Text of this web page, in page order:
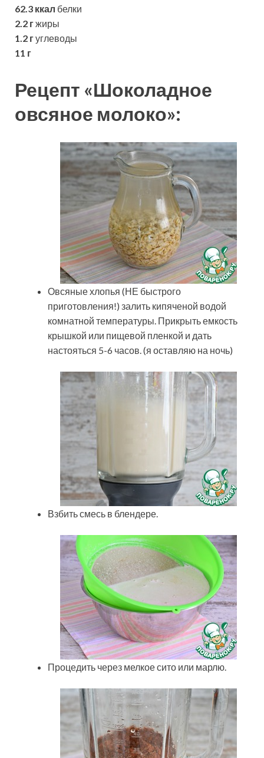
62.3 ккал белки
2.2 гжиры
1.2 гуглеводы
11 г
Рецепт «Шоколадное
овсяное молоко»:
Овсяные хлопья (НЕ быстрого
приготовления!) залить кипяченой водой
комнатной температуры. Прикрыть емкость
крышкой или пищевой пленкой и дать
настояться 5-6 часов. (я оставляю на ночь)
Взбить смесь в блендере.
Процедить через мелкое сито или марлю.